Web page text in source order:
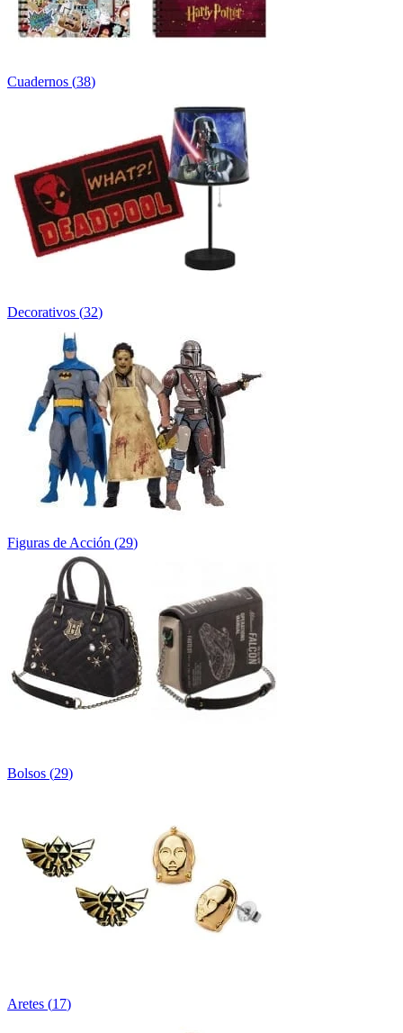
Cuadernos (38)
Decorativos (32)
Figuras de Acción (29)
Bolsos (29)
Aretes (17)